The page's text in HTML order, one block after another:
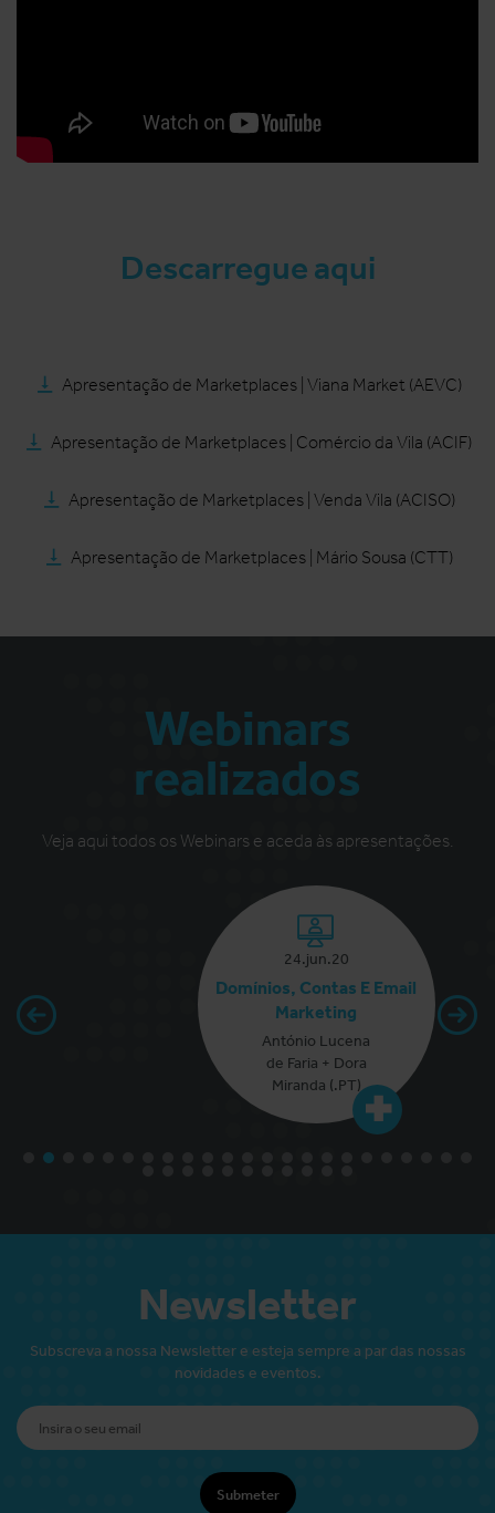
Descarregue aqui
Apresentação de Marketplaces | Viana Market (AEVC)
Apresentação de Marketplaces | Comércio da Vila (ACIF)
Apresentação de Marketplaces | Venda Vila (ACISO)
Apresentação de Marketplaces | Mário Sousa (CTT)
Webinars
realizados
Veja aqui todos os Webinars e aceda às apresentações.
Domínios, Contas E Email
Marketing
António Lucena
de Faria + Dora
Miranda (.PT)
Newsletter
Subscreva a nossa Newsletter e esteja sempre a par das nossas
novidades e eventos.
Submeter